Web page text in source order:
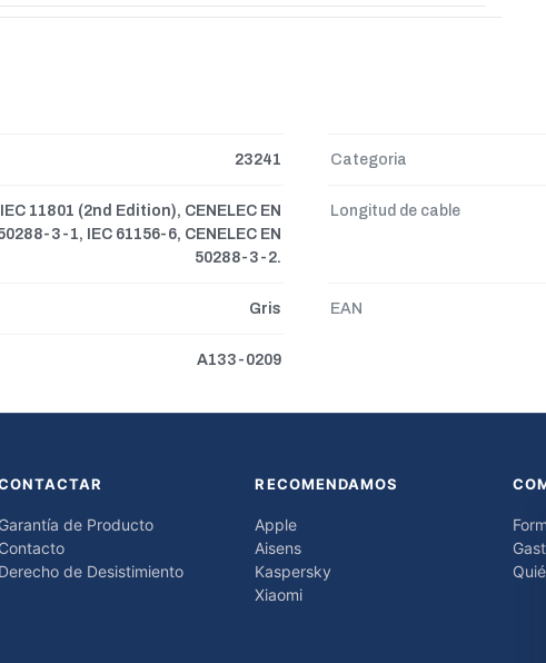
23241 Categoria
11801 (2nd Edition), CENELEC EN
3-1, IEC 61156-6, CENELEC EN
50288-3-2.
Longitud de cable
Gris EAN
A133-0209
Garantía de Producto
Contacto
Derecho de Desistimiento
RECOMENDAMOS
Apple
Aisens
Kaspersky
Xiaomi